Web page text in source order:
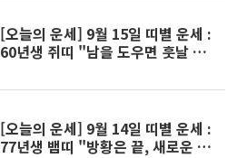
[오늘의 운세] 9월 15일 띠별 운세 :
60년생 쥐띠 "남을 도우면 훗날 큰
[오늘의 운세] 9월 14일 띠별 운세 :
77년생 뱀띠 "방황은 끝, 새로운 시